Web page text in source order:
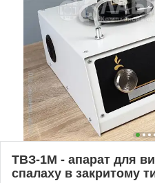
ТВЗ-1М - апарат для
спалаху в закритому